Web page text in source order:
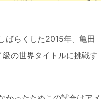
ばらくした2015年、亀田
の世界タイトルに挑戦す